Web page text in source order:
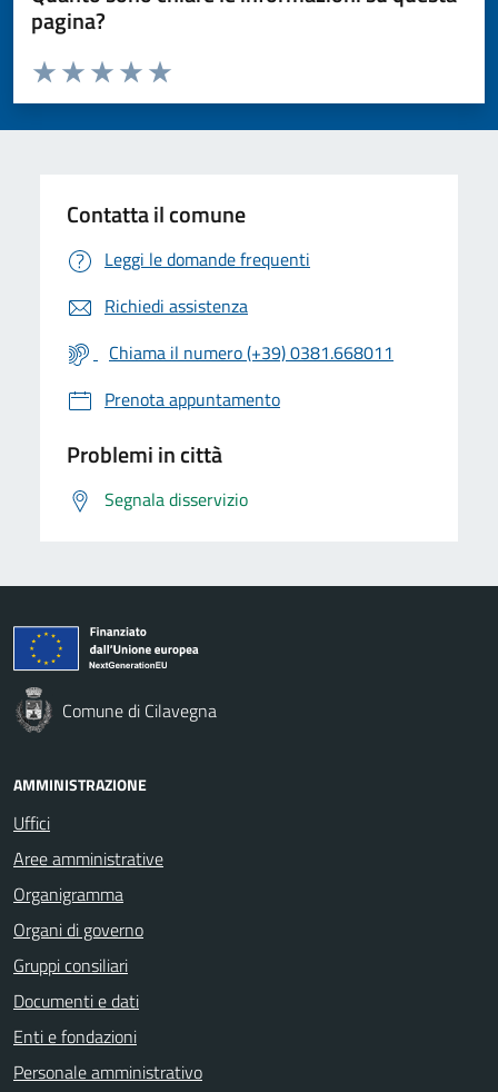
pagina?
Valuta da 1 a 5 stelle la pagina
Valuta 5 stelle su 5
Valuta 4 stelle su 5
Valuta 3 stelle su 5
Valuta 2 stelle su 5
Valuta 1 stelle su 5
Contatta il comune
Leggi le domande frequenti
Richiedi assistenza
Chiama il numero (+39) 0381.668011
Prenota appuntamento
Problemi in città
Segnala disservizio
Comune di Cilavegna
AMMINISTRAZIONE
Uffici
Aree amministrative
Organigramma
Organi di governo
Gruppi consiliari
Documenti e dati
Enti e fondazioni
Personale amministrativo